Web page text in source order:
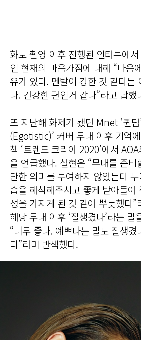
화보 촬영 이후 진행된 인터뷰에
인 현재의 마음가짐에 대해 “마음
유가 있다. 멘탈이 강한 것 같다는
다. 건강한 편인거 같다”라고 답했
또 지난해 화제가 됐던 Mnet ‘퀸덤
(Egotistic)’ 커버 무대 이후 기억
책 ‘트렌드 코리아 2020’에서
을 언급했다. 설현은 “무대를 준
단한 의미를 부여하지 않았는데
습을 해석해주시고 좋게 받아들여
성을 가지게 된 것 같아 뿌듯했다”
해당 무대 이후 ‘잘생겼다’라는 말
“너무 좋다. 예쁘다는 말도 잘생겼
다”라며 반색했다.